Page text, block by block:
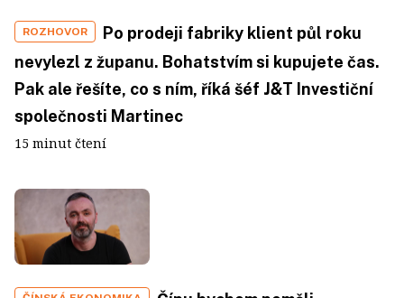
ROZHOVOR
Po prodeji fabriky klient půl roku
nevylezl z županu. Bohatstvím si kupujete čas.
Pak ale řešíte, co s ním, říká šéf J&T Investiční
společnosti Martinec
15 minut čtení